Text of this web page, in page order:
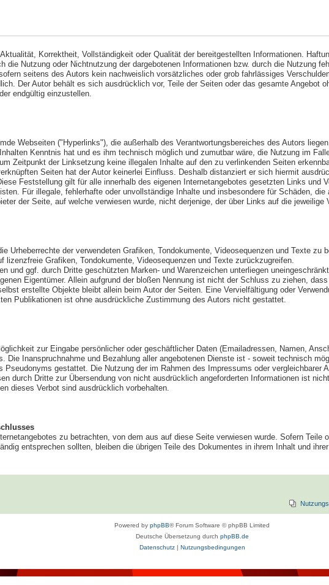
Korrektheit, Vollständigkeit oder Qualität der bereitgestellten Informationen.
die Nutzung oder Nichtnutzung der dargebotenen Informationen bzw. durch die Nutzung
seitens des Autors kein nachweislich vorsätzliches oder grob fahrlässiges
Der Autor behält es sich ausdrücklich vor, Teile der Seiten oder das gesamte Angebot
endgültig einzustellen.
Webseiten ("Hyperlinks"), die außerhalb des Verantwortungsbereiches des Autors
Kenntnis hat und es ihm technisch möglich und zumutbar wäre, die Nutzung im
Zeitpunkt der Linksetzung keine illegalen Inhalte auf den zu verlinkenden Seiten
Seiten hat der Autor keinerlei Einfluss. Deshalb distanziert er sich hiermit
Feststellung gilt für alle innerhalb des eigenen Internetangebotes gesetzten Links und
Für illegale, fehlerhafte oder unvollständige Inhalte und insbesondere für Schäden,
der Seite, auf welche verwiesen wurde, nicht derjenige, der über Links auf die jeweilige
Urheberrechte der verwendeten Grafiken, Tondokumente, Videosequenzen und Texte
lizenzfreie Grafiken, Tondokumente, Videosequenzen und Texte zurückzugreifen.
und ggf. durch Dritte geschützten Marken- und Warenzeichen unterliegen
Eigentümer. Allein aufgrund der bloßen Nennung ist nicht der Schluss zu ziehen,
erstellte Objekte bleibt allein beim Autor der Seiten. Eine Vervielfältigung oder
Publikationen ist ohne ausdrückliche Zustimmung des Autors nicht gestattet.
zur Eingabe persönlicher oder geschäftlicher Daten (Emailadressen, Namen,
Die Inanspruchnahme und Bezahlung aller angebotenen Dienste ist - soweit technisch
Pseudonyms gestattet. Die Nutzung der im Rahmen des Impressums oder vergleichbarer
durch Dritte zur Übersendung von nicht ausdrücklich angeforderten Informationen ist
dieses Verbot sind ausdrücklich vorbehalten.
zu betrachten, von dem aus auf diese Seite verwiesen wurde. Sofern Teile
entsprechen sollten, bleiben die übrigen Teile des Dokumentes in ihrem Inhalt und
Powered by phpBB® Forum Software © phpBB Limited
Deutsche Übersetzung durch phpBB.de
Datenschutz| Nutzungsbedingungen